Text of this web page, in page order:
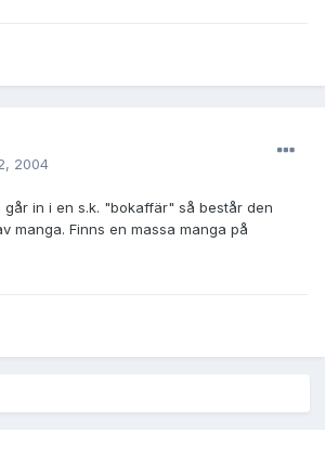
2004
går in i en s.k. "bokaffär" så består den
manga. Finns en massa manga på